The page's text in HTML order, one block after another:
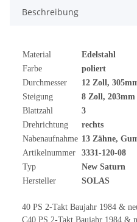
Beschreibung
Material
Edelstahl
Farbe
poliert
Durchmesser
12 Zoll,
Steigung
8 Zoll, 203mm
Blattzahl
3
Drehrichtung
rechts
Nabenaufnahme 13 Zähne,
Artikelnummer
3331-120-08
Typ
New Saturn
Hersteller
SOLAS
40 PS 2-Takt Baujahr 1984 &
C40 PS 2-Takt Baujahr 1984 &